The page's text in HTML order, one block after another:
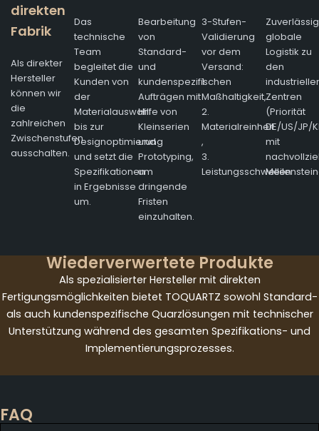
direkten
Fabrik
Als direkter
Hersteller
können wir
die
zahlreichen
Zwischenstufen
ausschalten.
Das
technische
Team
begleitet die
Kunden von
der
Materialauswahl
bis zur
Designoptimierung
und setzt die
Spezifikationen
in Ergebnisse
um.
Bearbeitung
von
Standard-
und
kundenspezifischen
Aufträgen mit
Hilfe von
Kleinserien
und
Prototyping,
um
dringende
Fristen
einzuhalten.
3-Stufen-
Validierung
vor dem
Versand:
1.
Maßhaltigkeit,
2.
Materialreinheit
,
3.
Leistungsschwellen
globale
Logistik zu
den
Zentren
(Priorität
DE/US/JP/
mit
Wiederverwertete Produkte
Als spezialisierter Hersteller mit direkten
Fertigungsmöglichkeiten bietet TOQUARTZ sowohl Standard-
als auch kundenspezifische Quarzlösungen mit technischer
Unterstützung während des gesamten Spezifikations- und
Implementierungsprozesses.
FAQ